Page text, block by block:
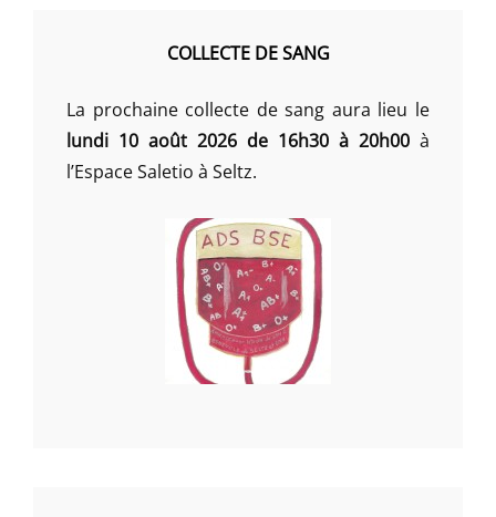
COLLECTE DE SANG
La prochaine collecte de sang aura lieu le
lundi 10 août 2026 de 16h30 à 20h00 à
l’Espace Saletio à Seltz.